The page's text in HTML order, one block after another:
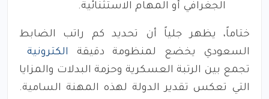
الجغرافي أو المهام الاستثنائية.
ختاماً، يظهر جلياً أن تحديد كم راتب الضابط
السعودي يخضع لمنظومة دقيقة الكترونية
تجمع بين الرتبة العسكرية وحزمة البدلات والمزايا
التي تعكس تقدير الدولة لهذه المهنة السامية.